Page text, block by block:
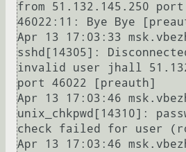
from 51.132.145.250 port
46022:11: Bye Bye
Apr 13 17:03:33
sshd[14305]:
invalid user jhall
port 46022 [preauth]
Apr 13 17:03:46
unix_chkpwd[14310]:
check failed for user
Apr 13 17:03:46